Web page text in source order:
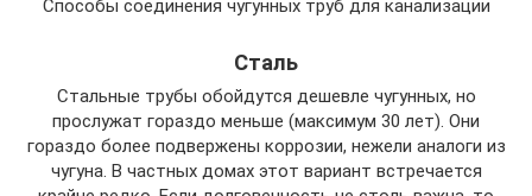
Способы соединения чугунных труб для канализации
Сталь
Стальные трубы обойдутся дешевле чугунных, но
прослужат гораздо меньше (максимум 30 лет). Они
гораздо более подвержены коррозии, нежели аналоги из
чугуна. В частных домах этот вариант встречается